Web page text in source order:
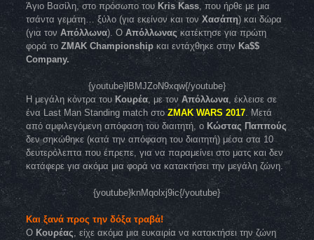
Άγιο Βασίλη, στο πρόσωπο τουKris Kass, που ήρθε με μια
τσάντα γεμάτη… ξύλο (για εκείνον και τον Χασάπη) και δώρα
(για τον Απόλλωνα). Ο Απόλλωναςκατέκτησε για πρώτη
φορά το ZMAK Championshipκαι εντάχθηκε στην Ka$$
Company.
{youtube}lBMJZoN9xqw{/youtube}
Η μεγάλη κόντρα του Κουρέα, με τον Απόλλωνα, έκλεισε σε
ένα Last Man Standing match στοZMAK WARS 2017. Μετά
από αμφιλεγόμενη απόφαση του διαιτητή, ο Κώστας Παππούς
δεν σηκώθηκε (κατά την απόφαση του διαιτητή) μέσα στα 10
δευτερόλεπτα που έπρεπε, για να παραμείνει στο ματς και δεν
κατάφερε για ακόμα μια φορά να κατακτήσει την μεγάλη ζώνη.
{youtube}knMqolxj9ic{/youtube}
Και ξανά προς την δόξα τραβά!
Ο Κουρέας, είχε ακόμα μια ευκαιρία να κατακτήσει την ζώνη